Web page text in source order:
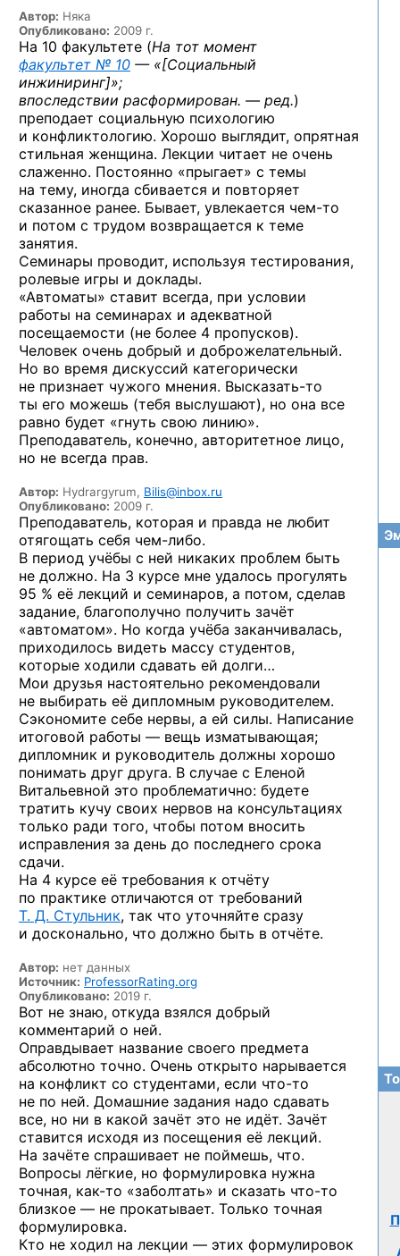
Автор: Няка
Опубликовано: 2009 г.
На 10 факультете (На тот момент
факультет № 10 — «[Социальный
инжиниринг]»;
впоследствии расформирован. — ред.)
преподает социальную психологию
и конфликтологию. Хорошо выглядит, опрятная
стильная женщина. Лекции читает не очень
слаженно. Постоянно «прыгает» с темы
на тему, иногда сбивается и повторяет
сказанное ранее. Бывает, увлекается чем-то
и потом с трудом возвращается к теме
занятия.
Семинары проводит, используя тестирования,
ролевые игры и доклады.
«Автоматы» ставит всегда, при условии
работы на семинарах и адекватной
посещаемости (не более 4 пропусков).
Человек очень добрый и доброжелательный.
Но во время дискуссий категорически
не признает чужого мнения. Высказать-то
ты его можешь (тебя выслушают), но она все
равно будет «гнуть свою линию».
Преподаватель, конечно, авторитетное лицо,
но не всегда прав.
Автор: Hydrargyrum, Bilis@inbox.ru
Опубликовано: 2009 г.
Преподаватель, которая и правда не любит
отягощать себя чем-либо.
В период учёбы с ней никаких проблем быть
не должно. На 3 курсе мне удалось прогулять
95 % её лекций и семинаров, а потом, сделав
задание, благополучно получить зачёт
«автоматом». Но когда учёба заканчивалась,
приходилось видеть массу студентов,
которые ходили сдавать ей долги…
Мои друзья настоятельно рекомендовали
не выбирать её дипломным руководителем.
Сэкономите себе нервы, а ей силы. Написание
итоговой работы — вещь изматывающая;
дипломник и руководитель должны хорошо
понимать друг друга. В случае с Еленой
Витальевной это проблематично: будете
тратить кучу своих нервов на консультациях
только ради того, чтобы потом вносить
исправления за день до последнего срока
сдачи.
На 4 курсе её требования к отчёту
по практике отличаются от требований
Т. Д. Стульник, так что уточняйте сразу
и досконально, что должно быть в отчёте.
Автор: нет данных
Источник: ProfessorRating.org
Опубликовано: 2019 г.
Вот не знаю, откуда взялся добрый
комментарий о ней.
Оправдывает название своего предмета
абсолютно точно. Очень открыто нарывается
на конфликт со студентами, если что-то
не по ней. Домашние задания надо сдавать
все, но ни в какой зачёт это не идёт. Зачёт
ставится исходя из посещения её лекций.
На зачёте спрашивает не поймешь, что.
Вопросы лёгкие, но формулировка нужна
точная, как-то «заболтать» и сказать что-то
близкое — не прокатывает. Только точная
формулировка.
Кто не ходил на лекции — этих формулировок